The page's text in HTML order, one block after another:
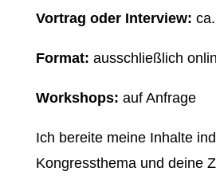
Vortrag oder Interview:
Format: ausschließlich
Workshops: auf Anfrage
Ich bereite meine Inhalte
Kongressthema und deine